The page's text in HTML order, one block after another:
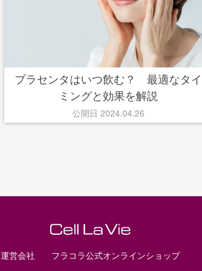
プラセンタはいつ飲む？ 最適なタイ
ミングと効果を解説
公開日 2024.04.26
運営会社 フラコラ公式オンラインショップ